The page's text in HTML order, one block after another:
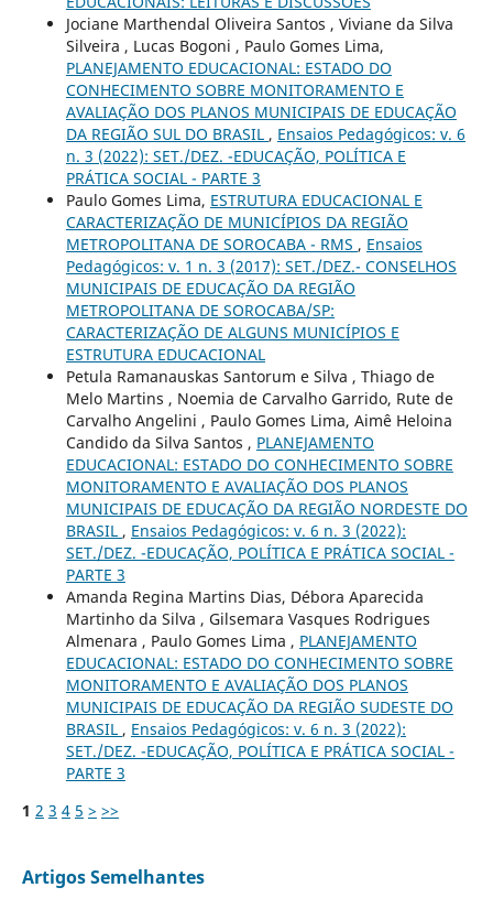
Jociane Marthendal Oliveira Santos , Viviane da Silva
Silveira , Lucas Bogoni , Paulo Gomes Lima,
PLANEJAMENTO EDUCACIONAL: ESTADO DO
CONHECIMENTO SOBRE MONITORAMENTO E
AVALIAÇÃO DOS PLANOS MUNICIPAIS DE EDUCAÇÃO
DA REGIÃO SUL DO BRASIL , Ensaios Pedagógicos: v. 6
n. 3 (2022): SET./DEZ. -EDUCAÇÃO, POLÍTICA E
PRÁTICA SOCIAL - PARTE 3
Paulo Gomes Lima, ESTRUTURA EDUCACIONAL E
CARACTERIZAÇÃO DE MUNICÍPIOS DA REGIÃO
METROPOLITANA DE SOROCABA - RMS , Ensaios
Pedagógicos: v. 1 n. 3 (2017): SET./DEZ.- CONSELHOS
MUNICIPAIS DE EDUCAÇÃO DA REGIÃO
METROPOLITANA DE SOROCABA/SP:
CARACTERIZAÇÃO DE ALGUNS MUNICÍPIOS E
ESTRUTURA EDUCACIONAL
Petula Ramanauskas Santorum e Silva , Thiago de
Melo Martins , Noemia de Carvalho Garrido, Rute de
Carvalho Angelini , Paulo Gomes Lima, Aimê Heloina
Candido da Silva Santos , PLANEJAMENTO
EDUCACIONAL: ESTADO DO CONHECIMENTO SOBRE
MONITORAMENTO E AVALIAÇÃO DOS PLANOS
MUNICIPAIS DE EDUCAÇÃO DA REGIÃO NORDESTE DO
BRASIL , Ensaios Pedagógicos: v. 6 n. 3 (2022):
SET./DEZ. -EDUCAÇÃO, POLÍTICA E PRÁTICA SOCIAL -
PARTE 3
Amanda Regina Martins Dias, Débora Aparecida
Martinho da Silva , Gilsemara Vasques Rodrigues
Almenara , Paulo Gomes Lima , PLANEJAMENTO
EDUCACIONAL: ESTADO DO CONHECIMENTO SOBRE
MONITORAMENTO E AVALIAÇÃO DOS PLANOS
MUNICIPAIS DE EDUCAÇÃO DA REGIÃO SUDESTE DO
BRASIL , Ensaios Pedagógicos: v. 6 n. 3 (2022):
SET./DEZ. -EDUCAÇÃO, POLÍTICA E PRÁTICA SOCIAL -
PARTE 3
1 2 3 4 5 > >>
Artigos Semelhantes